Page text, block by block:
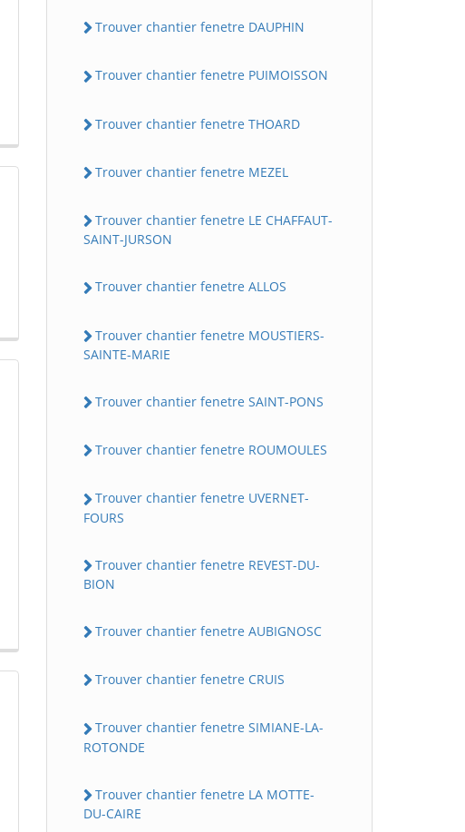
Trouver chantier fenetre DAUPHIN
Trouver chantier fenetre PUIMOISSON
Trouver chantier fenetre THOARD
Trouver chantier fenetre MEZEL
Trouver chantier fenetre LE CHAFFAUT-
SAINT-JURSON
Trouver chantier fenetre ALLOS
Trouver chantier fenetre MOUSTIERS-
SAINTE-MARIE
Trouver chantier fenetre SAINT-PONS
Trouver chantier fenetre ROUMOULES
Trouver chantier fenetre UVERNET-
FOURS
Trouver chantier fenetre REVEST-DU-
BION
Trouver chantier fenetre AUBIGNOSC
Trouver chantier fenetre CRUIS
Trouver chantier fenetre SIMIANE-LA-
ROTONDE
Trouver chantier fenetre LA MOTTE-
DU-CAIRE